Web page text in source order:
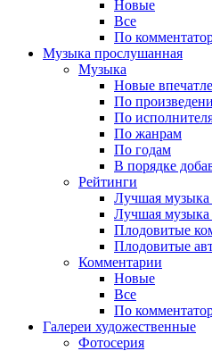
Новые
Все
По
Музыка прослушанная
Музыка
Новые
По
По
По жанрам
По годам
В порядке
Рейтинги
Лучшая музыка
Лучшая музыка
Плодовитые
Плодовитые
Комментарии
Новые
Все
По
Галереи художественные
Фотосерия